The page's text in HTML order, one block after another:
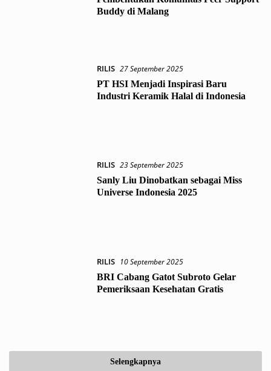
Buddy di Malang
RILIS 27 September 2025
PT HSI Menjadi Inspirasi Baru
Industri Keramik Halal di Indonesia
RILIS 23 September 2025
Sanly Liu Dinobatkan sebagai Miss
Universe Indonesia 2025
RILIS
10 September 2025
BRI Cabang Gatot Subroto Gelar
Pemeriksaan Kesehatan Gratis
Selengkapnya